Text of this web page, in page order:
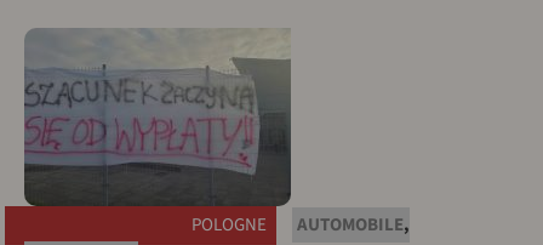
POLOGNE AUTOMOBILE,